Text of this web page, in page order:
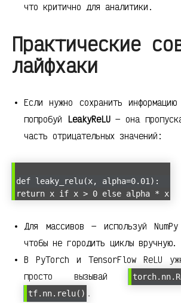
что критично для аналитики.
Практические
лайфхаки
Если нужно сохранить
попробуй LeakyReLU— она
часть отрицательных значений:
def leaky_relu(x, alpha=0.01):
return x if x > 0 else alpha * x
Для массивов — используй
чтобы не городить циклы вручную.
В PyTorch и TensorFlow ReLU
просто вызывай
tf.nn.relu() .